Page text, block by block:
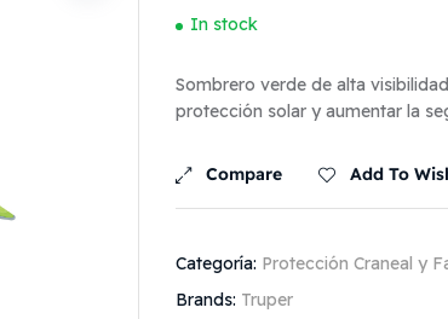
In stock
Sombrero verde de alta
protección solar y aumentar la
Compare Add To
Categoría: Protección Craneal y
Brands: Truper